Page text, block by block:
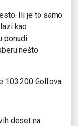
Ili je to samo
kao
ponudi
nešto
103.200 Golfova.
deset na